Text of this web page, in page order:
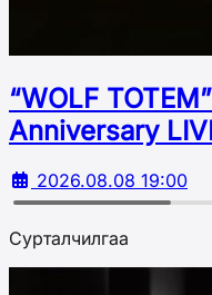
“WOLF
Аnniversary
2026.08.08 19:00
Сурталчилгаа